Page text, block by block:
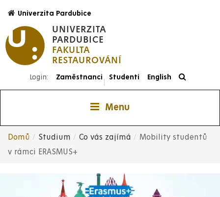
hlavnímu
obsahu
UNIVERZITA
PARDUBICE
FAKULTA
RESTAUROVÁNÍ
Univerzita Pardubice
Login: Zaměstnanci
|
Studenti English
Menu
Drobečková
Domů Studium Co vás zajímá
Mobility studentů
v rámci ERASMUS+